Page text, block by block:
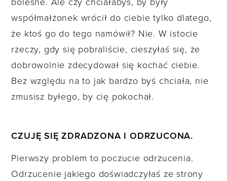
współmałżonek wrócił do ciebie tylko dlatego,
że ktoś go do tego namówił? Nie. W istocie
rzeczy, gdy się pobraliście, cieszyłaś się, że
dobrowolnie zdecydował się kochać ciebie.
Bez względu na to jak bardzo byś chciała, nie
zmusisz byłego, by cię pokochał.
CZUJĘ SIĘ ZDRADZONA I ODRZUCONA.
Pierwszy problem to poczucie odrzucenia.
Odrzucenie jakiego doświadczyłaś ze strony